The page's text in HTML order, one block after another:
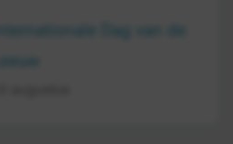
Internationale Dag van de